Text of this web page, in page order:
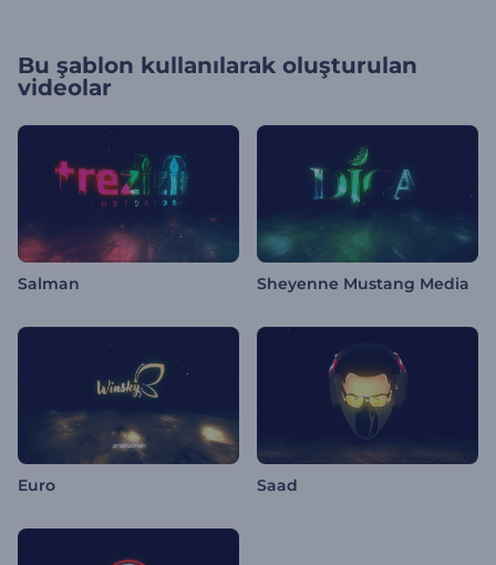
Bu şablon kullanılarak oluşturulan
videolar
Salman Sheyenne Mustang Media
Euro Saad